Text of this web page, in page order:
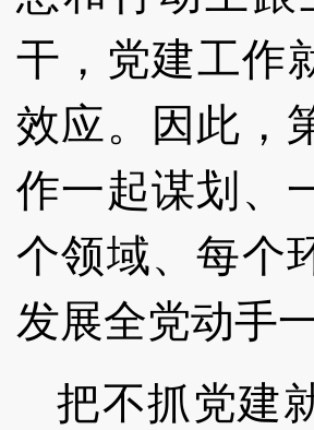
干，党建工作
效应。因此，
作一起谋划、
个领域、每个
发展全党动手
把不抓党建